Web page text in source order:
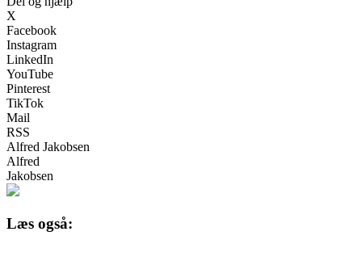
X
Facebook
Instagram
LinkedIn
YouTube
Pinterest
TikTok
Mail
RSS
Alfred Jakobsen
Alfred
Jakobsen
Læs også: